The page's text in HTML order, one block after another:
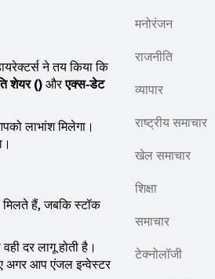
ने तय किया कि
शेयर (₹) औरएक्स‑डेट
लाभांश मिलेगा।
हैं, जबकि स्टॉक
दर लागू होती है।
अगर आप एंजल इन्वेस्टर
मनोरंजन
राजनीति
व्यापार
राष्ट्रीय समाचार
खेल समाचार
शिक्षा
समाचार
टेक्नोलॉजी